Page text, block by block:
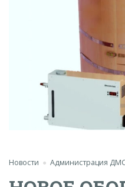
Новости Администрация